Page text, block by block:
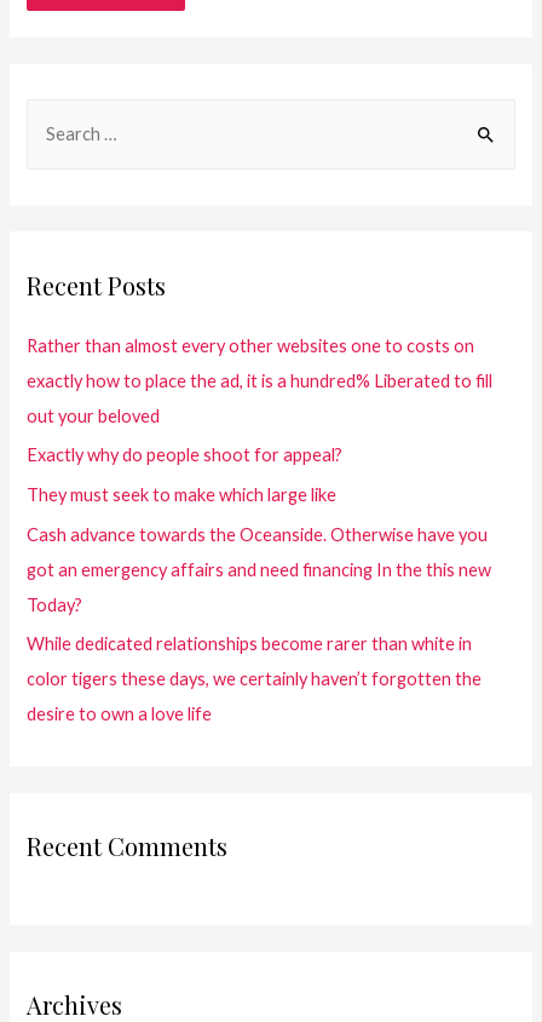
Recent Posts
Rather than almost every other websites one to costs on
exactly how to place the ad, it is a hundred% Liberated to fill
out your beloved
Exactly why do people shoot for appeal?
They must seek to make which large like
Cash advance towards the Oceanside. Otherwise have you
got an emergency affairs and need financing In the this new
Today?
While dedicated relationships become rarer than white in
color tigers these days, we certainly haven’t forgotten the
desire to own a love life
Recent Comments
Archives